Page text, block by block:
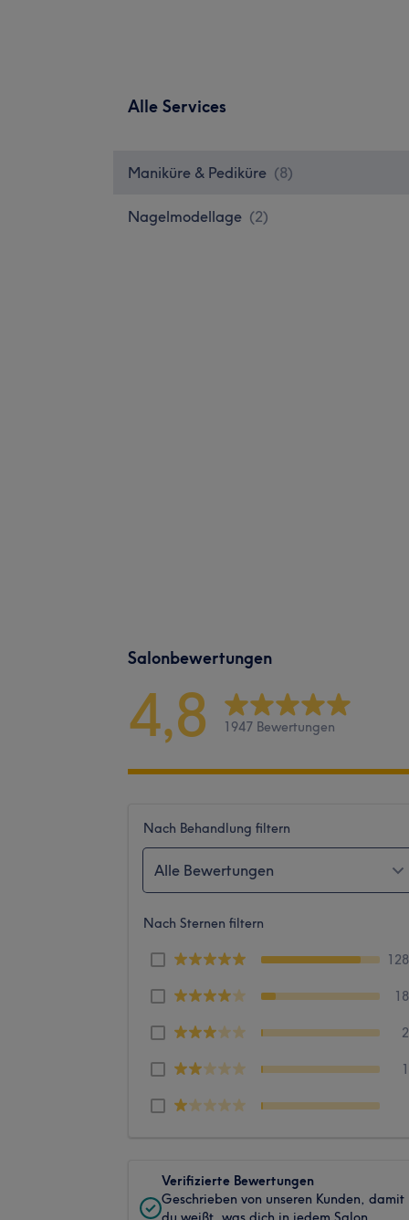
Alle Services
Maniküre & Pediküre (8)
Nagelmodellage (2)
Salonbewertungen
4,8 1947 Bewertungen
Nach Behandlung filtern
Alle Bewertungen
Nach Sternen filtern
Verifizierte Bewertungen
Geschrieben von unseren Kunden, damit